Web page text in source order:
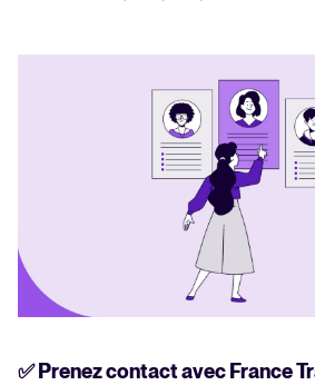
✅ Prenez contact avec France